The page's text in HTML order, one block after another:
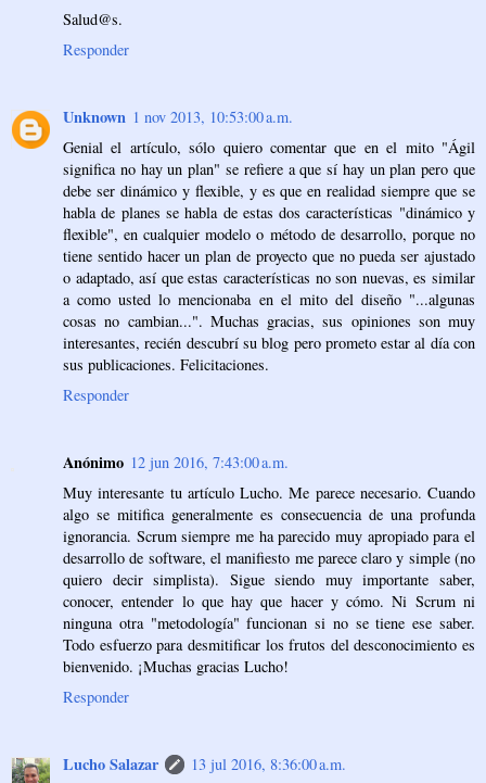
Salud@s.
Responder
Unknown 1 nov 2013, 10:53:00 a.m.
Genial el artículo, sólo quiero comentar que en el mito "Ágil
significa no hay un plan" se refiere a que sí hay un plan pero que
debe ser dinámico y flexible, y es que en realidad siempre que se
habla de planes se habla de estas dos características "dinámico y
flexible", en cualquier modelo o método de desarrollo, porque no
tiene sentido hacer un plan de proyecto que no pueda ser ajustado
o adaptado, así que estas características no son nuevas, es similar
a como usted lo mencionaba en el mito del diseño "...algunas
cosas no cambian...". Muchas gracias, sus opiniones son muy
interesantes, recién descubrí su blog pero prometo estar al día con
sus publicaciones. Felicitaciones.
Responder
Anónimo 12 jun 2016, 7:43:00 a.m.
Muy interesante tu artículo Lucho. Me parece necesario. Cuando
algo se mitifica generalmente es consecuencia de una profunda
ignorancia. Scrum siempre me ha parecido muy apropiado para el
desarrollo de software, el manifiesto me parece claro y simple (no
quiero decir simplista). Sigue siendo muy importante saber,
conocer, entender lo que hay que hacer y cómo. Ni Scrum ni
ninguna otra "metodología" funcionan si no se tiene ese saber.
Todo esfuerzo para desmitificar los frutos del desconocimiento es
bienvenido. ¡Muchas gracias Lucho!
Responder
Lucho Salazar
13 jul 2016, 8:36:00 a.m.